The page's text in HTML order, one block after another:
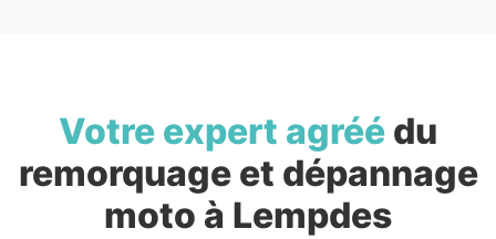
Votre expert agréé du
remorquage et dépannage
moto à Lempdes